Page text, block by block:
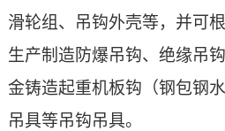
滑轮组 、吊钩外壳等，并可
生产制造防爆吊钩、绝缘吊
金铸造起重机板钩（钢包钢
吊具等吊钩吊具。